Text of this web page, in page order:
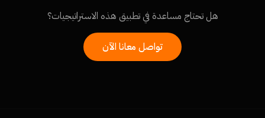
هل تحتاج مساعدة في تطبيق هذه الاستراتيجيات؟
تواصل معانا الآن